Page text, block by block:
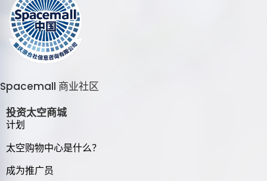
Spacemall 商业社区
投资太空商城
计划
太空购物中心是什么？
成为推广员